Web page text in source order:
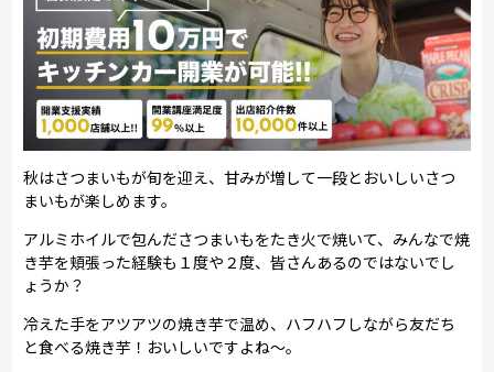
秋はさつまいもが旬を迎え、甘みが増して一段とおいしいさつ
まいもが楽しめます。
アルミホイルで包んださつまいもをたき火で焼いて、みんなで焼
き芋を頬張った経験も１度や２度、皆さんあるのではないでし
ょうか？
冷えた手をアツアツの焼き芋で温め、ハフハフしながら友だち
と食べる焼き芋！おいしいですよね～。